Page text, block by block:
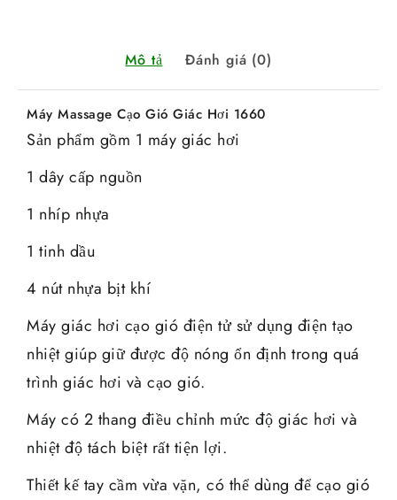
Mô tả Đánh giá (0)
Máy Massage Cạo Gió Giác Hơi 1660
Sản phẩm gồm 1 máy giác hơi
1 dây cấp nguồn
1 nhíp nhựa
1 tinh dầu
4 nút nhựa bịt khí
Máy giác hơi cạo gió điện tử sử dụng điện tạo
nhiệt giúp giữ được độ nóng ổn định trong quá
trình giác hơi và cạo gió.
Máy có 2 thang điều chỉnh mức độ giác hơi và
nhiệt độ tách biệt rất tiện lợi.
Thiết kế tay cầm vừa vặn, có thể dùng để cạo gió